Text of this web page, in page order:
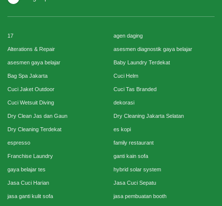
17 agen daging
Alterations & Repair asesmen diagnostik gaya belajar
asesmen gaya belajar Baby Laundry Terdekat
Bag Spa Jakarta Cuci Helm
Cuci Jaket Outdoor Cuci Tas Branded
Cuci Wetsuit Diving dekorasi
Dry Clean Jas dan Gaun Dry Cleaning Jakarta Selatan
Dry Cleaning Terdekat es kopi
espresso family restaurant
Franchise Laundry ganti kain sofa
gaya belajar tes hybrid solar system
Jasa Cuci Harian Jasa Cuci Sepatu
jasa ganti kulit sofa jasa pembuatan booth